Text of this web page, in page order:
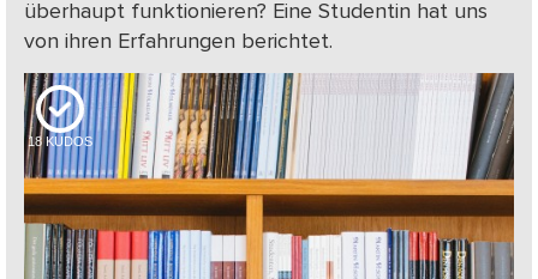
überhaupt funktionieren? Eine Studentin hat uns
von ihren Erfahrungen berichtet.
18 KUDOS